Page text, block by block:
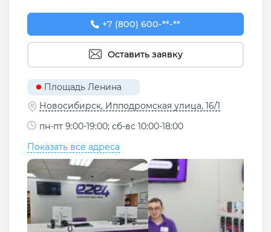
+7 (800) 600-32-34
+7 (800) 600-**-**
Оставить заявку
Площадь Ленина
Новосибирск, Ипподромская улица, 16/1
пн-пт 9:00-19:00; сб-вс 10:00-18:00
Показать все адреса